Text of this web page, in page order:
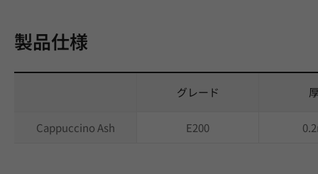
製品仕様
グレード
Cappuccino Ash E200